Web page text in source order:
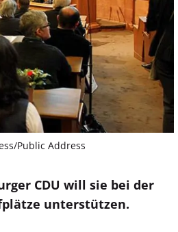
Public Address
CDU will sie bei der
unterstützen.